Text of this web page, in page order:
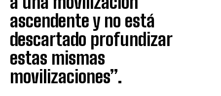
ascendente y no está
descartado profundizar
estas mismas
movilizaciones”.